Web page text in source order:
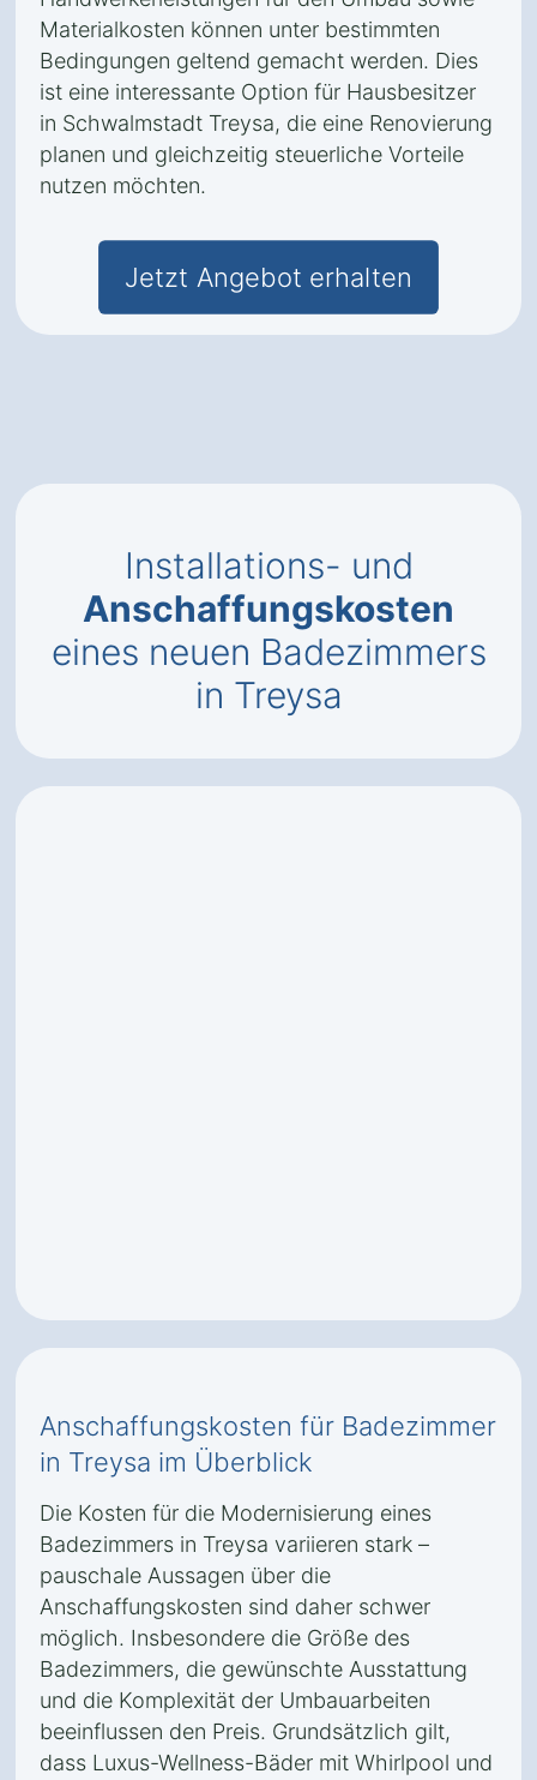
Materialkosten können unter bestimmten
Bedingungen geltend gemacht werden. Dies
ist eine interessante Option für Hausbesitzer
in Schwalmstadt Treysa, die eine Renovierung
planen und gleichzeitig steuerliche Vorteile
nutzen möchten.
Jetzt Angebot erhalten
Installations- und
Anschaffungskosten
eines neuen Badezimmers
in Treysa
Anschaffungskosten für Badezimmer
in Treysa im Überblick
Die Kosten für die Modernisierung eines
Badezimmers in Treysa variieren stark –
pauschale Aussagen über die
Anschaffungskosten sind daher schwer
möglich. Insbesondere die Größe des
Badezimmers, die gewünschte Ausstattung
und die Komplexität der Umbauarbeiten
beeinflussen den Preis. Grundsätzlich gilt,
dass Luxus-Wellness-Bäder mit Whirlpool und